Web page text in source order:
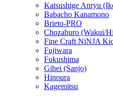
Katsushige Anryu
Babacho Kanamono
Brieto-PRO
Chozaburo (Wakui/
Fine Craft NiNJA
Fujiwara
Fukushima
Gihei (Sanjo)
Hinoura
Kagemitsu